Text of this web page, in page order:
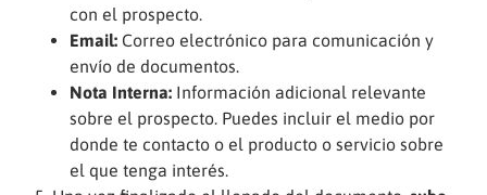
con el prospecto.
Email: Correo electrónico para comunicación y
envío de documentos.
Nota Interna: Información adicional relevante
sobre el prospecto. Puedes incluir el medio por
donde te contacto o el producto o servicio sobre
el que tenga interés.